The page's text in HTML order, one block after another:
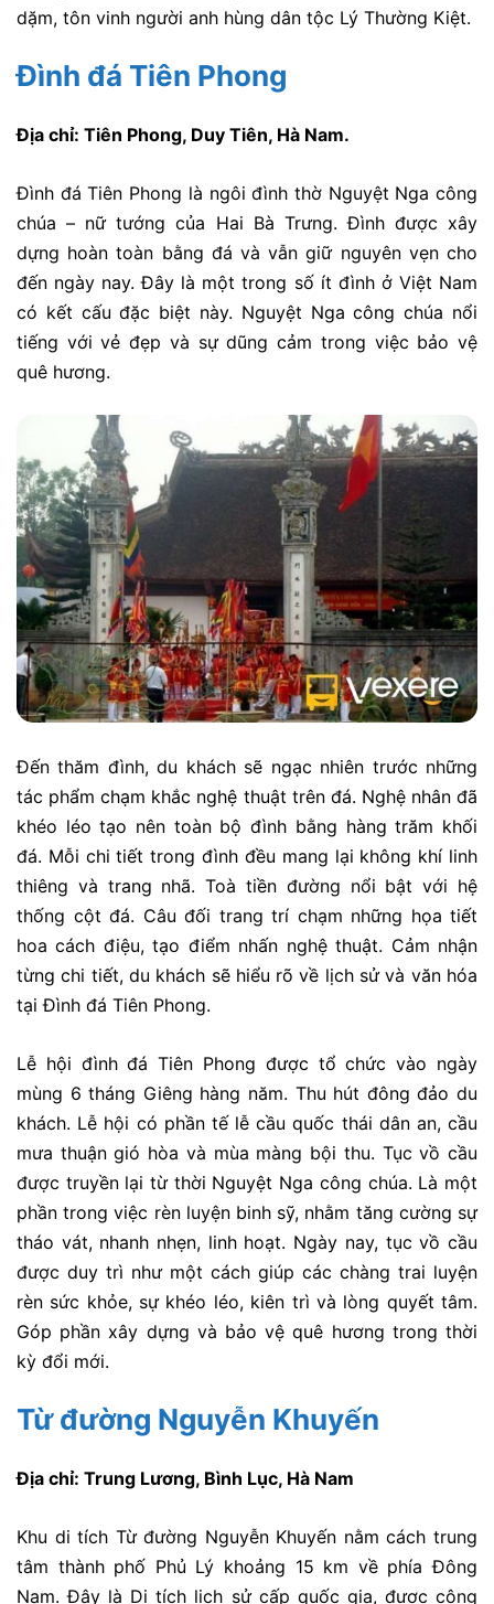
dặm, tôn vinh người anh hùng dân tộc Lý Thường Kiệt.
Đình đá Tiên Phong
Địa chỉ: Tiên Phong, Duy Tiên, Hà Nam.
Đình đá Tiên Phong là ngôi đình thờ Nguyệt Nga công
chúa – nữ tướng của Hai Bà Trưng. Đình được xây
dựng hoàn toàn bằng đá và vẫn giữ nguyên vẹn cho
đến ngày nay. Đây là một trong số ít đình ở Việt Nam
có kết cấu đặc biệt này. Nguyệt Nga công chúa nổi
tiếng với vẻ đẹp và sự dũng cảm trong việc bảo vệ
quê hương.
Đến thăm đình, du khách sẽ ngạc nhiên trước những
tác phẩm chạm khắc nghệ thuật trên đá. Nghệ nhân đã
khéo léo tạo nên toàn bộ đình bằng hàng trăm khối
đá. Mỗi chi tiết trong đình đều mang lại không khí linh
thiêng và trang nhã. Toà tiền đường nổi bật với hệ
thống cột đá. Câu đối trang trí chạm những họa tiết
hoa cách điệu, tạo điểm nhấn nghệ thuật. Cảm nhận
từng chi tiết, du khách sẽ hiểu rõ về lịch sử và văn hóa
tại Đình đá Tiên Phong.
Lễ hội đình đá Tiên Phong được tổ chức vào ngày
mùng 6 tháng Giêng hàng năm. Thu hút đông đảo du
khách. Lễ hội có phần tế lễ cầu quốc thái dân an, cầu
mưa thuận gió hòa và mùa màng bội thu. Tục vồ cầu
được truyền lại từ thời Nguyệt Nga công chúa. Là một
phần trong việc rèn luyện binh sỹ, nhằm tăng cường sự
tháo vát, nhanh nhẹn, linh hoạt. Ngày nay, tục vồ cầu
được duy trì như một cách giúp các chàng trai luyện
rèn sức khỏe, sự khéo léo, kiên trì và lòng quyết tâm.
Góp phần xây dựng và bảo vệ quê hương trong thời
kỳ đổi mới.
Từ đường Nguyễn Khuyến
Địa chỉ: Trung Lương, Bình Lục, Hà Nam
Khu di tích Từ đường Nguyễn Khuyến nằm cách trung
tâm thành phố Phủ Lý khoảng 15 km về phía Đông
Nam. Đây là Di tích lịch sử cấp quốc gia, được công